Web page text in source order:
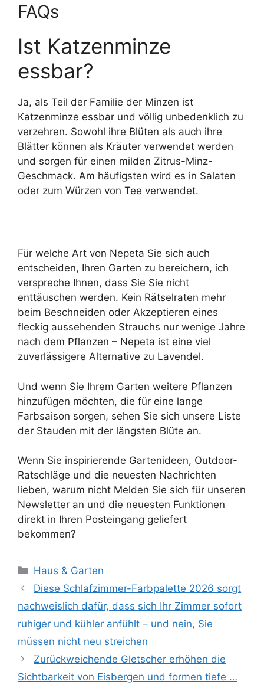
FAQs
Ist Katzenminze
essbar?
Ja, als Teil der Familie der Minzen ist
Katzenminze essbar und völlig unbedenklich zu
verzehren. Sowohl ihre Blüten als auch ihre
Blätter können als Kräuter verwendet werden
und sorgen für einen milden Zitrus-Minz-
Geschmack. Am häufigsten wird es in Salaten
oder zum Würzen von Tee verwendet.
Für welche Art von Nepeta Sie sich auch
entscheiden, Ihren Garten zu bereichern, ich
verspreche Ihnen, dass Sie Sie nicht
enttäuschen werden. Kein Rätselraten mehr
beim Beschneiden oder Akzeptieren eines
fleckig aussehenden Strauchs nur wenige Jahre
nach dem Pflanzen – Nepeta ist eine viel
zuverlässigere Alternative zu Lavendel.
Und wenn Sie Ihrem Garten weitere Pflanzen
hinzufügen möchten, die für eine lange
Farbsaison sorgen, sehen Sie sich unsere Liste
der Stauden mit der längsten Blüte an.
Wenn Sie inspirierende Gartenideen, Outdoor-
Ratschläge und die neuesten Nachrichten
lieben, warum nicht Melden Sie sich für unseren
Newsletter an und die neuesten Funktionen
direkt in Ihren Posteingang geliefert
bekommen?
Kategorien
Haus & Garten
Diese Schlafzimmer-Farbpalette 2026 sorgt
nachweislich dafür, dass sich Ihr Zimmer sofort
ruhiger und kühler anfühlt – und nein, Sie
müssen nicht neu streichen
Zurückweichende Gletscher erhöhen die
Sichtbarkeit von Eisbergen und formen tiefe …